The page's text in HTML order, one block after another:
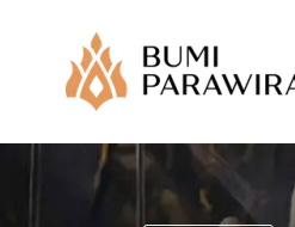
konten